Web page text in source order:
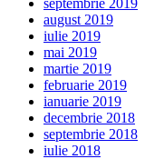
septembrie 2019
august 2019
iulie 2019
mai 2019
martie 2019
februarie 2019
ianuarie 2019
decembrie 2018
septembrie 2018
iulie 2018